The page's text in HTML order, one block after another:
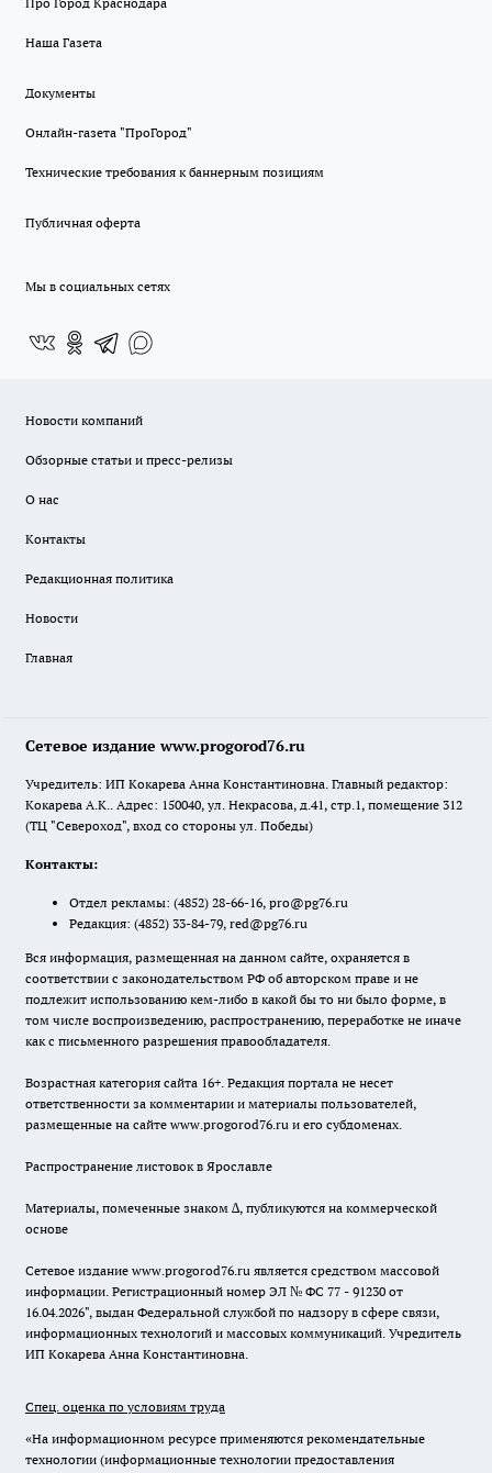
Наша Газета
Документы
Онлайн-газета "ПроГород"
Технические требования к баннерным позициям
Публичная оферта
Мы в социальных сетях
Новости компаний
Обзорные статьи и пресс-релизы
О нас
Контакты
Редакционная политика
Новости
Главная
Сетевое издание www.progorod76.ru
Учредитель: ИП Кокарева Анна Константиновна. Главный редактор:
Кокарева А.К.. Адрес: 150040, ул. Некрасова, д.41, стр.1, помещение 312
(ТЦ "Североход", вход со стороны ул. Победы)
Контакты:
Отдел рекламы: (4852) 28-66-16, pro@pg76.ru
Редакция: (4852) 33-84-79, red@pg76.ru
Вся информация, размещенная на данном сайте, охраняется в
соответствии с законодательством РФ об авторском праве и не
подлежит использованию кем-либо в какой бы то ни было форме, в
том числе воспроизведению, распространению, переработке не иначе
как с письменного разрешения правообладателя.
Возрастная категория сайта 16+. Редакция портала не несет
ответственности за комментарии и материалы пользователей,
размещенные на сайте www.progorod76.ru и его субдоменах.
Распространение листовок в Ярославле
Материалы, помеченные знаком ∆, публикуются на коммерческой
основе
Сетевое издание www.progorod76.ru является средством массовой
информации. Регистрационный номер ЭЛ № ФС 77 - 91230 от
16.04.2026", выдан Федеральной службой по надзору в сфере связи,
информационных технологий и массовых коммуникаций. Учредитель
ИП Кокарева Анна Константиновна.
Спец. оценка по условиям труда
«На информационном ресурсе применяются рекомендательные
технологии (информационные технологии предоставления